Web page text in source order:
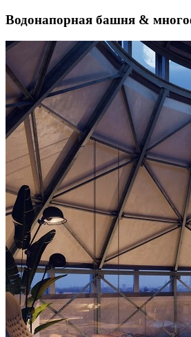
Водонапорная башня &